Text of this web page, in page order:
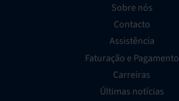
Sobre nós
Contacto
Assistência
Faturação e Pagamento
Carreiras
Últimas notícias